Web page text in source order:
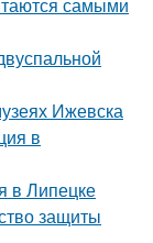
Ижевска
в
в Липецке
защиты